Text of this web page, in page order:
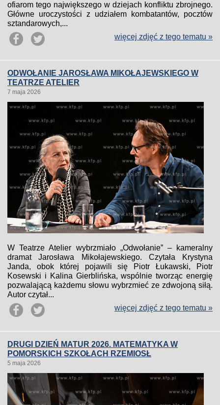
ofiarom tego największego w dziejach konfliktu zbrojnego.
Główne uroczystości z udziałem kombatantów, pocztów
sztandarowych,...
więcej zdjęć z tego tematu »
ODWOŁANIE JAROSŁAWA MIKOŁAJEWSKIEGO W
TEATRZE ATELIER
7 maja 2026
W Teatrze Atelier wybrzmiało „Odwołanie” – kameralny
dramat Jarosława Mikołajewskiego. Czytała Krystyna
Janda, obok której pojawili się Piotr Łukawski, Piotr
Kosewski i Kalina Gierblińska, wspólnie tworząc energię
pozwalającą każdemu słowu wybrzmieć ze zdwojoną siłą.
Autor czytał...
więcej zdjęć z tego tematu »
DRUGI DZIEŃ MATUR 2026. MATEMATYKA W
POMORSKICH SZKOŁACH RZEMIOSŁ
5 maja 2026